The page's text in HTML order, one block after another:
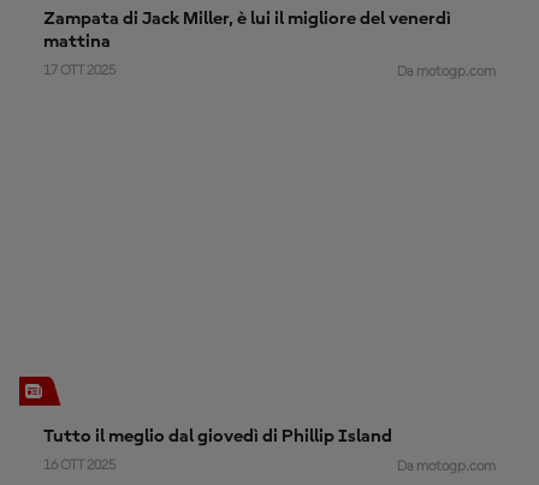
Zampata di Jack Miller, è lui il migliore del venerdì
mattina
17 OTT 2025 Da motogp.com
Tutto il meglio dal giovedì di Phillip Island
16 OTT 2025 Da motogp.com